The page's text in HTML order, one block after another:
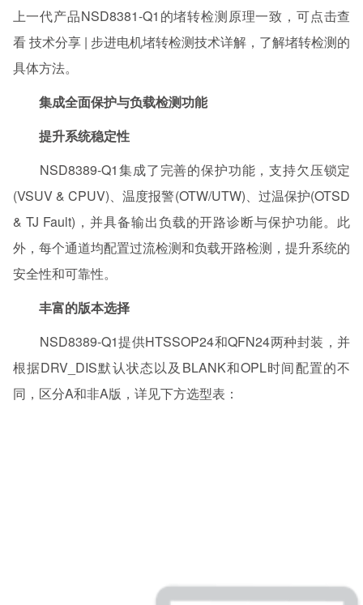
上一代产品NSD8381-Q1的堵转检测原理一致，可点击查
看 技术分享 | 步进电机堵转检测技术详解，了解堵转检测的
具体方法。
集成全面保护与负载检测功能
提升系统稳定性
NSD8389-Q1集成了完善的保护功能，支持欠压锁定
(VSUV & CPUV)、温度报警(OTW/UTW)、过温保护(OTSD
& TJ Fault)，并具备输出负载的开路诊断与保护功能。此
外，每个通道均配置过流检测和负载开路检测，提升系统的
安全性和可靠性。
丰富的版本选择
NSD8389-Q1提供HTSSOP24和QFN24两种封装，并
根据DRV_DIS默认状态以及BLANK和OPL时间配置的不
同，区分A和非A版，详见下方选型表：